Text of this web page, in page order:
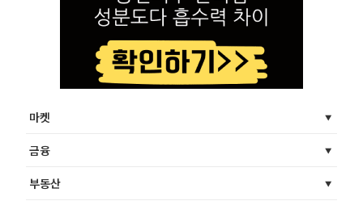
마켓
금융
부동산